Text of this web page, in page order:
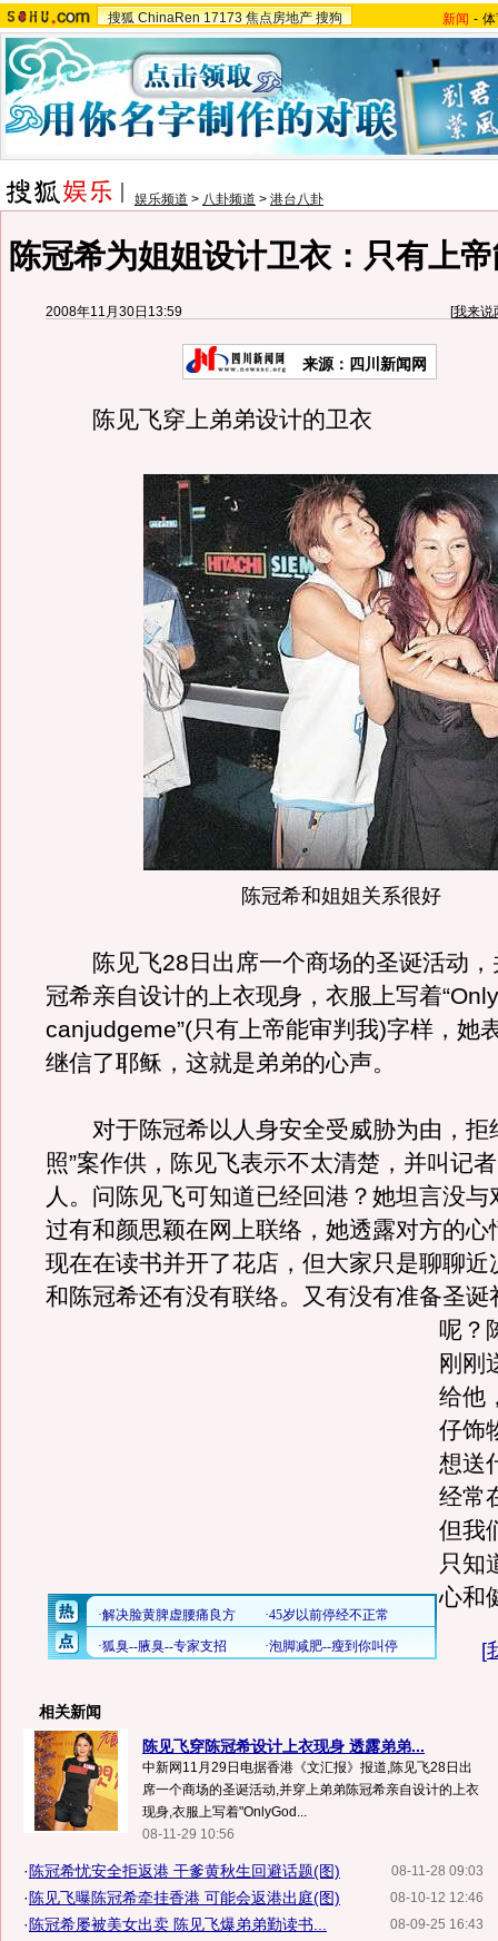
搜狐 ChinaRen 17173 焦点房地产 搜狗 新闻 -
娱乐频道 > 八卦频道 > 港台八卦
陈冠希为姐姐设计卫衣：只有上
2008年11月30日13:59 [我来说
来源：四川新闻网
陈见飞穿上弟弟设计的卫衣
陈冠希和姐姐关系很好
陈见飞28日出席一个商场的圣诞活动，
冠希亲自设计的上衣现身，衣服上写着
canjudgeme”(只有上帝能审判我)字样，她
继信了耶稣，这就是弟弟的心声。
对于陈冠希以人身安全受威胁为由，拒
照”案作供，陈见飞表示不太清楚，并叫记
人。问陈见飞可知道已经回港？她坦言没与
过有和颜思颖在网上联络，她透露对方的心
现在在读书并开了花店，但大家只是聊聊近
和陈冠希还有没有联络。 又有没有准备圣诞
呢？
刚刚
给他
仔饰
想送
经常
但我
只知
心和
[
相关新闻
陈见飞穿陈冠希设计上衣现身 透露弟弟...
中新网11月29日电据香港《文汇报》报道,陈见飞28日出
席一个商场的圣诞活动,并穿上弟弟陈冠希亲自设计的上衣
现身,衣服上写着"OnlyGod...
08-11-29 10:56
08-11-28 09:03
· 陈冠希忧安全拒返港 干爹黄秋生回避话题(图)
08-10-12 12:46
· 陈见飞曝陈冠希牵挂香港 可能会返港出庭(图)
08-09-25 16:43
· 陈冠希屡被美女出卖 陈见飞爆弟弟勤读书...